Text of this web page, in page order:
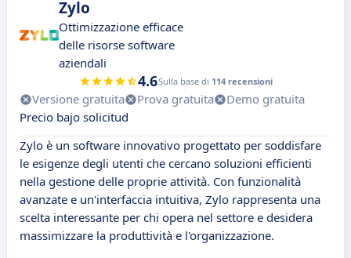
Zylo
Ottimizzazione efficace
delle risorse software
aziendali
4.6Sulla base di 114 recensioni
Versione gratuita Prova gratuita
Demo gratuita
Precio bajo solicitud
Zylo è un software innovativo progettato per soddisfare
le esigenze degli utenti che cercano soluzioni efficienti
nella gestione delle proprie attività. Con funzionalità
avanzate e un'interfaccia intuitiva, Zylo rappresenta una
scelta interessante per chi opera nel settore e desidera
massimizzare la produttività e l'organizzazione.